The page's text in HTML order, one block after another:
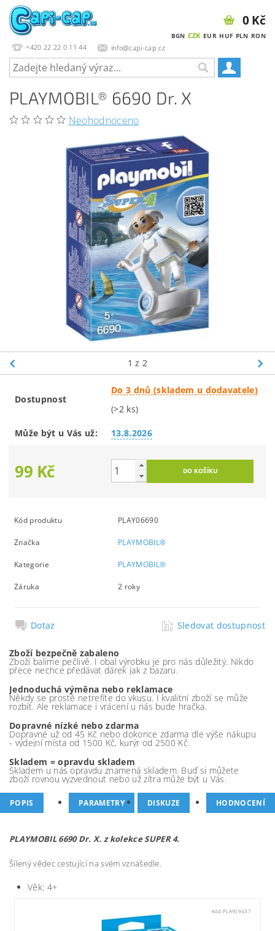
+420 22 22 0 11 44 info@capi-cap.cz
BGN CZK EUR HUF PLN RON
0 Kč
PLAYMOBIL® 6690 Dr. X
Neohodnoceno
1 z 2
Dostupnost
Do 3 dnů (skladem u dodavatele)
(>2 ks)
Může být u Vás už: 13.8.2026
99 Kč
Kód produktu PLAY06690
Značka PLAYMOBIL®
Kategorie PLAYMOBIL®
Záruka 2 roky
Dotaz Sledovat dostupnost
Zboží bezpečně zabaleno
Zboží balíme pečlivě. I obal výrobku je pro nás důležitý. Nikdo
přece nechce předávat dárek jak z bazaru.
Jednoduchá výměna nebo reklamace
Někdy se prostě netrefíte do vkusu. I kvalitní zboží se může
rozbít. Ale reklamace i vrácení u nás bude hračka.
Dopravné nízké nebo zdarma
Dopravné už od 45 Kč nebo dokonce zdarma dle výše nákupu
- výdejní místa od 1500 Kč, kurýr od 2500 Kč.
Skladem = opravdu skladem
Skladem u nás opravdu znamená skladem. Buď si můžete
zboží rovnou vyzvednout nebo už zítra může být u Vás.
POPIS PARAMETRY DISKUZE HODNOCENÍ
PLAYMOBIL 6690 Dr. X. z kolekce SUPER 4.
Šílený vědec cestující na svém vznášedle.
Věk: 4+
Kód:PLAY09437